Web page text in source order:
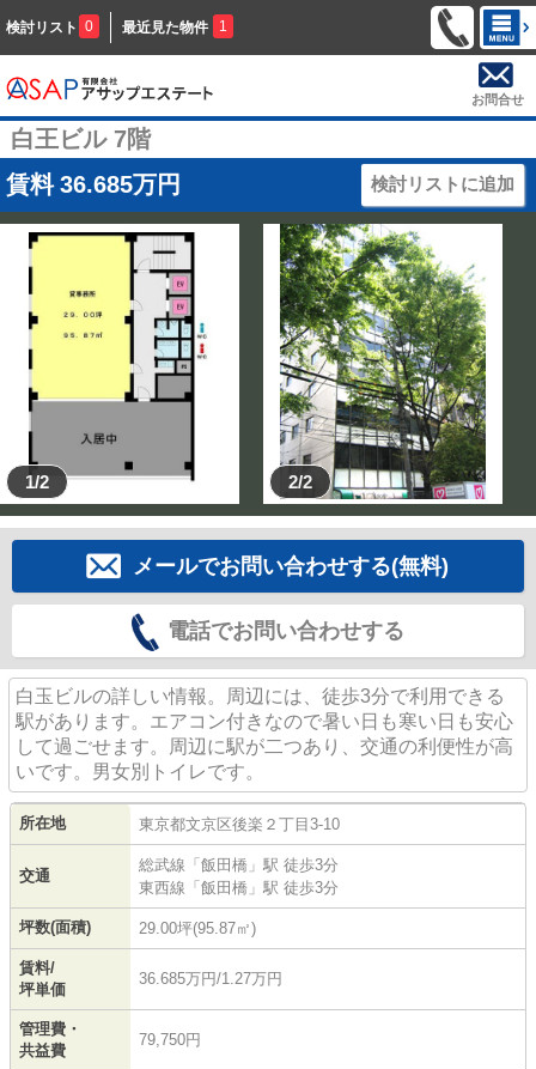
検討リスト 0 最近見た物件 1
お問合せ
白王ビル 7階
賃料 36.685万円 検討リストに追加
1/2 2/2
メールでお問い合わせする(無料)
電話でお問い合わせする
白玉ビルの詳しい情報。周辺には、徒歩3分で利用できる
駅があります。エアコン付きなので暑い日も寒い日も安心
して過ごせます。周辺に駅が二つあり、交通の利便性が高
いです。男女別トイレです。
所在地 東京都文京区後楽 ２丁目3-10
交通
総武線 「 飯田橋 」駅 徒歩3分
東西線 「 飯田橋 」駅 徒歩3分
坪数(面積) 29.00坪(95.87㎡)
賃料/
坪単価
36.685万円/1.27万円
管理費・
共益費
79,750円